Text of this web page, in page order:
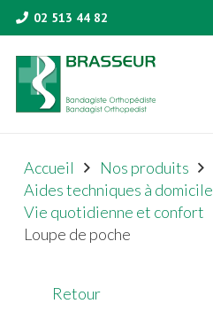
02 513 44 82
Accueil
Nos produits
Aides techniques à domicile
Vie quotidienne et confort
Loupe de poche
Retour